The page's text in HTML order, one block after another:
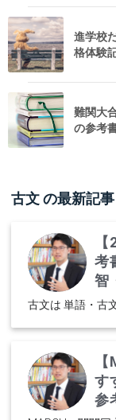
進学校
格体験
難関大
の参考
古文の最新記事
考
智
古文は 単語・古
す
参